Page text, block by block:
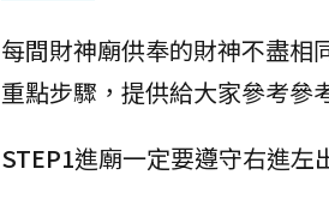
每間財神廟供奉的財神不盡相
重點步驟，提供給大家參考參
STEP1進廟一定要遵守右進左